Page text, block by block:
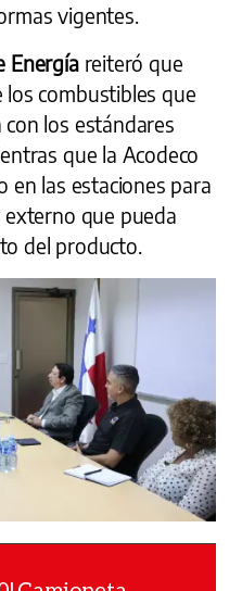
vigentes.
Energía reiteró que
combustibles que
los estándares
que la Acodeco
en las estaciones para
que pueda
del producto.